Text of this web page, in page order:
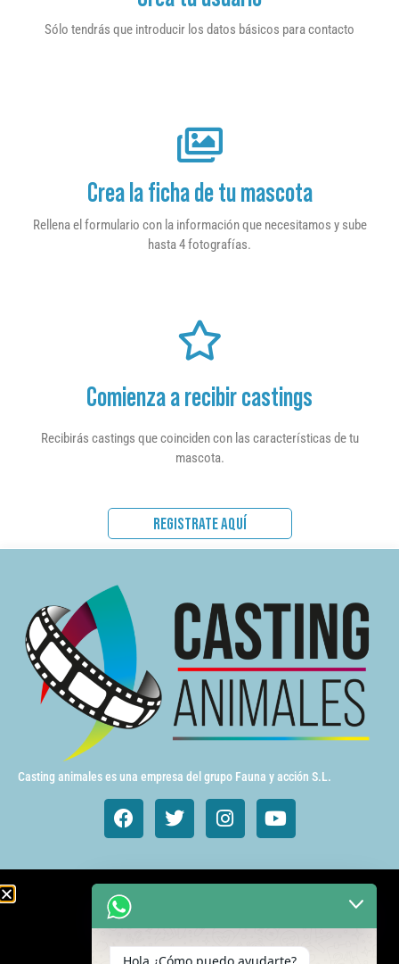
Sólo tendrás que introducir los datos básicos para contacto
Crea la ficha de tu mascota
Rellena el formulario con la información que necesitamos y sube
hasta 4 fotografías.
Comienza a recibir castings
Recibirás castings que coinciden con las características de tu
mascota.
REGISTRATE AQUÍ
Casting animales es una empresa del grupo Fauna y acción S.L.
Animales de cine y TV